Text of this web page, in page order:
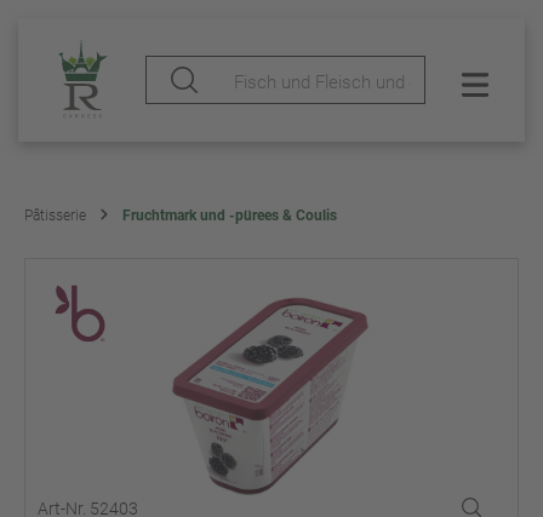
Pâtisserie Fruchtmark und -pürees & Coulis
Art-Nr. 52403